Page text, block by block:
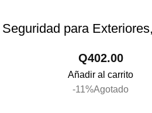
para
Q402.00
Añadir al carrito
-11%Agotado